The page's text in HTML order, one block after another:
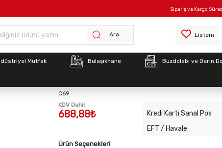
Sipariş ve Kargo
Ara Listem
Mutfak Bulaşıkhane Buzdolabı ve Derin
Stok Kodu:ANI-02096
Animo Kahve Makinesi Start Düğmesi
C69
KDV Dahil
688,88₺ Kredi Kartı Sanal Pos
EFT / Havale
Ürün Seçenekleri